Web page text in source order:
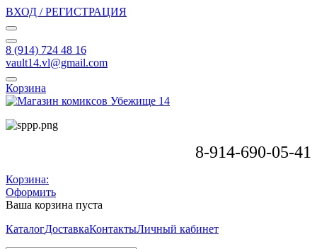
ВХОД / РЕГИСТРАЦИЯ
8 (914) 724 48 16
vault14.vl@gmail.com
Корзина
8-914-690-05-41
Корзина:
Оформить
Ваша корзина пуста
КаталогДоставкаКонтактыЛичный кабинет